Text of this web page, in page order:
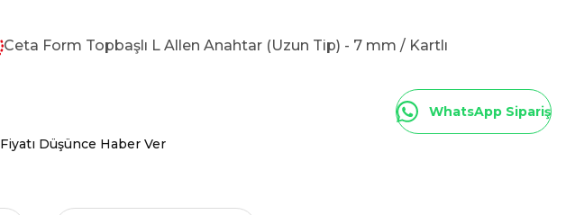
Ceta Form Topbaşlı L Allen Anahtar (Uzun Tip) - 7 mm / Kartlı
WhatsApp Sipariş
Fiyatı Düşünce Haber Ver